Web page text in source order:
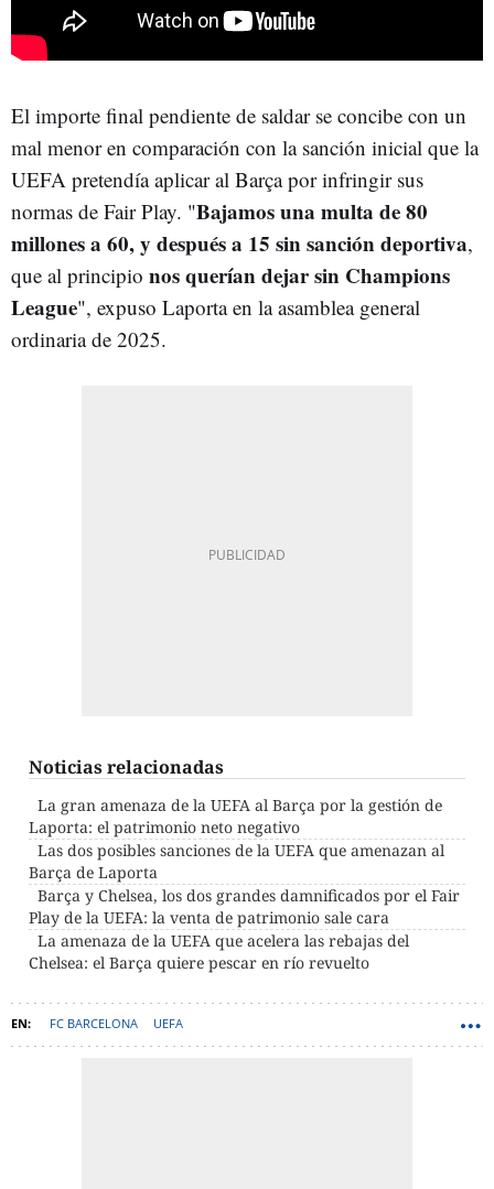
El importe final pendiente de saldar se concibe con un
mal menor en comparación con la sanción inicial que la
UEFA pretendía aplicar al Barça por infringir sus
normas de Fair Play. "Bajamos una multa de 80
millones a 60, y después a 15 sin sanción deportiva,
que al principio nos querían dejar sin Champions
League", expuso Laporta en la asamblea general
ordinaria de 2025.
Noticias relacionadas
La gran amenaza de la UEFA al Barça por la gestión de
Laporta: el patrimonio neto negativo
Las dos posibles sanciones de la UEFA que amenazan al
Barça de Laporta
Barça y Chelsea, los dos grandes damnificados por el Fair
Play de la UEFA: la venta de patrimonio sale cara
La amenaza de la UEFA que acelera las rebajas del
Chelsea: el Barça quiere pescar en río revuelto
FC BARCELONA UEFA